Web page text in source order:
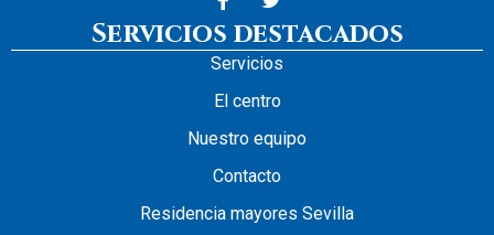
Servicios destacados
Servicios
El centro
Nuestro equipo
Contacto
Residencia mayores Sevilla